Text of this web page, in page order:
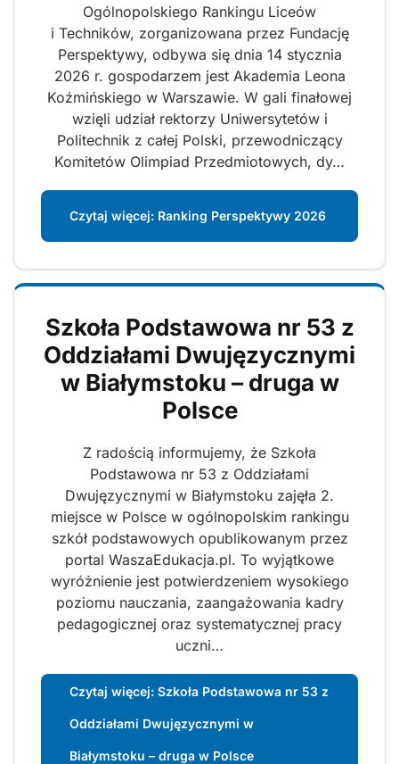
Ogólnopolskiego Rankingu Liceów
i Techników, zorganizowana przez Fundację
Perspektywy, odbywa się dnia 14 stycznia
2026 r. gospodarzem jest Akademia Leona
Koźmińskiego w Warszawie. W gali finałowej
wzięli udział rektorzy Uniwersytetów i
Politechnik z całej Polski, przewodniczący
Komitetów Olimpiad Przedmiotowych, dy…
Czytaj więcej: Ranking Perspektywy 2026
Szkoła Podstawowa nr 53 z
Oddziałami Dwujęzycznymi
w Białymstoku – druga w
Polsce
Z radością informujemy, że Szkoła
Podstawowa nr 53 z Oddziałami
Dwujęzycznymi w Białymstoku zajęła 2.
miejsce w Polsce w ogólnopolskim rankingu
szkół podstawowych opublikowanym przez
portal WaszaEdukacja.pl. To wyjątkowe
wyróżnienie jest potwierdzeniem wysokiego
poziomu nauczania, zaangażowania kadry
pedagogicznej oraz systematycznej pracy
uczni…
Czytaj więcej: Szkoła Podstawowa nr 53 z
Oddziałami Dwujęzycznymi w
Białymstoku – druga w Polsce